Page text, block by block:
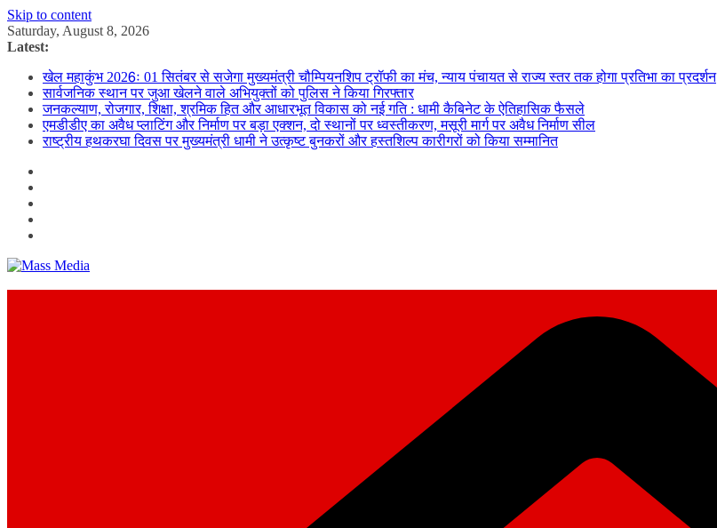
Skip to content
Saturday, August 8, 2026
Latest:
खेल महाकुंभ 2026ः 01 सितंबर से सजेगा मुख्यमंत्री चौम्पियनशिप ट्रॉफी का मंच, न्याय पंचायत से राज्य स्तर तक होगा प्रतिभा का प्रदर्शन
सार्वजनिक स्थान पर जुआ खेलने वाले अभियुक्तों को पुलिस ने किया गिरफ्तार
जनकल्याण, रोजगार, शिक्षा, श्रमिक हित और आधारभूत विकास को नई गति : धामी कैबिनेट के ऐतिहासिक फैसले
एमडीडीए का अवैध प्लाटिंग और निर्माण पर बड़ा एक्शन, दो स्थानों पर ध्वस्तीकरण, मसूरी मार्ग पर अवैध निर्माण सील
राष्ट्रीय हथकरघा दिवस पर मुख्यमंत्री धामी ने उत्कृष्ट बुनकरों और हस्तशिल्प कारीगरों को किया सम्मानित